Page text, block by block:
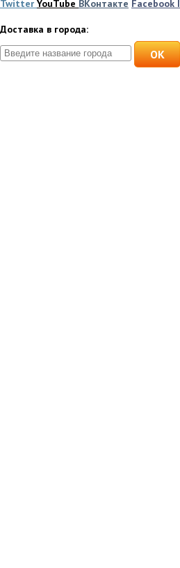
Twitter YouTube ВКонтакте Facebook
Доставка в города:
OK